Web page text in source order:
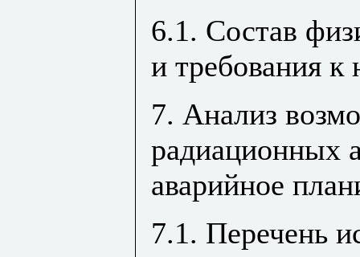
6.1. Состав
и требования к
7. Анализ
радиационных
аварийное
7.1. Перечень